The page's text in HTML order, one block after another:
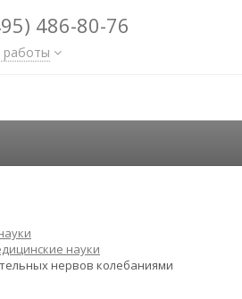
486-80-76
работы
науки
нервов колебаниями